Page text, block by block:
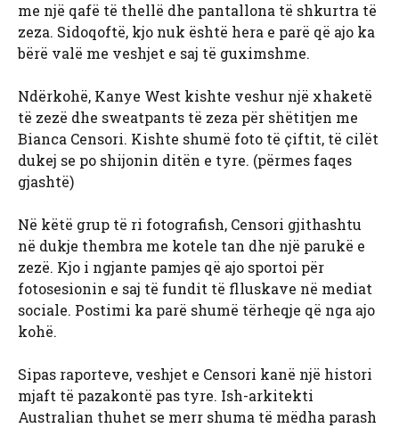
me një qafë të thellë dhe pantallona të shkurtra të
zeza. Sidoqoftë, kjo nuk është hera e parë që ajo ka
bërë valë me veshjet e saj të guximshme.
Ndërkohë, Kanye West kishte veshur një xhaketë
të zezë dhe sweatpants të zeza për shëtitjen me
Bianca Censori. Kishte shumë foto të çiftit, të cilët
dukej se po shijonin ditën e tyre. (përmes faqes
gjashtë)
Në këtë grup të ri fotografish, Censori gjithashtu
në dukje thembra me kotele tan dhe një parukë e
zezë. Kjo i ngjante pamjes që ajo sportoi për
fotosesionin e saj të fundit të flluskave në mediat
sociale. Postimi ka parë shumë tërheqje që nga ajo
kohë.
Sipas raporteve, veshjet e Censori kanë një histori
mjaft të pazakontë pas tyre. Ish-arkitekti
Australian thuhet se merr shuma të mëdha parash